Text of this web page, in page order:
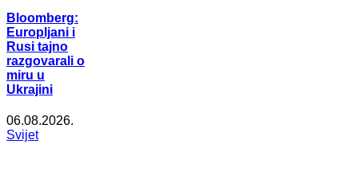
Bloomberg:
Europljani i
Rusi tajno
razgovarali o
miru u
Ukrajini
06.08.2026.
Svijet